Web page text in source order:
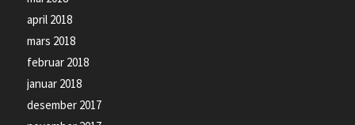
april 2018
mars 2018
februar 2018
januar 2018
desember 2017